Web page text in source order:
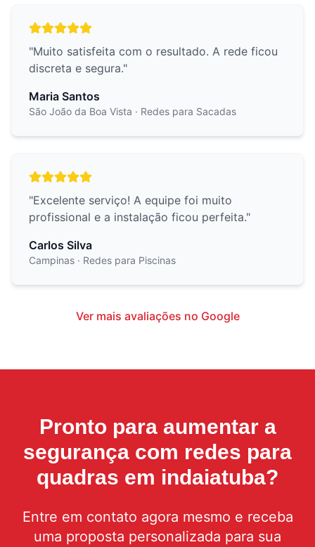
"Muito satisfeita com o resultado. A rede ficou
discreta e segura."
Maria Santos
São João da Boa Vista · Redes para Sacadas
"Excelente serviço! A equipe foi muito
profissional e a instalação ficou perfeita."
Carlos Silva
Campinas · Redes para Piscinas
Ver mais avaliações no Google
Pronto para aumentar a
segurança com redes para
quadras em indaiatuba?
Entre em contato agora mesmo e receba
uma proposta personalizada para sua